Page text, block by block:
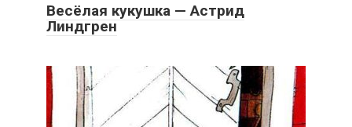
Весёлая кукушка — Астрид
Линдгрен